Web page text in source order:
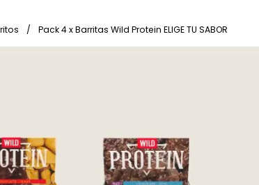
/ Pack 4 x Barritas Wild Protein ELIGE TU SABOR